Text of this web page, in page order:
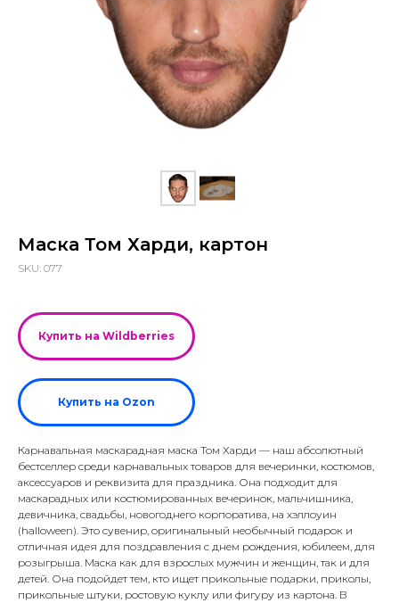
Маска Том Харди, картон
SKU: 077
Купить на Wildberries
Купить на Ozon
Карнавальная маскарадная маска Том Харди — наш абсолютный
бестселлер среди карнавальных товаров для вечеринки, костюмов,
аксессуаров и реквизита для праздника. Она подходит для
маскарадных или костюмированных вечеринок, мальчишника,
девичника, свадьбы, новогоднего корпоратива, на хэллоуин
(halloween). Это сувенир, оригинальный необычный подарок и
отличная идея для поздравления с днем рождения, юбилеем, для
розыгрыша. Маска как для взрослых мужчин и женщин, так и для
детей. Она подойдет тем, кто ищет прикольные подарки, приколы,
прикольные штуки, ростовую куклу или фигуру из картона. В